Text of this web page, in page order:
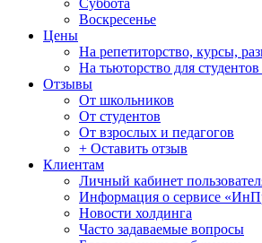
Суббота
Воскресенье
Цены
На репетиторство, курсы,
На тьюторство для
Отзывы
От школьников
От студентов
От взрослых и педагогов
+ Оставить отзыв
Клиентам
Личный кабинет
Информация о сервисе
Новости холдинга
Часто задаваемые вопросы